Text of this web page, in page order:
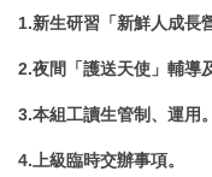
1.新生研習「新鮮人成長
2.夜間「護送天使」輔導
3.本組工讀生管制、運用。
4.上級臨時交辦事項。